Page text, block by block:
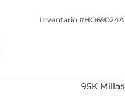
Inventario #HO69024A
95K Millas